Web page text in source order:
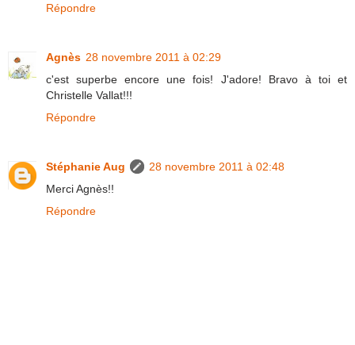
Répondre
Agnès 28 novembre 2011 à 02:29
c'est superbe encore une fois! J'adore! Bravo à toi et
Christelle Vallat!!!
Répondre
Stéphanie Aug
28 novembre 2011 à 02:48
Merci Agnès!!
Répondre